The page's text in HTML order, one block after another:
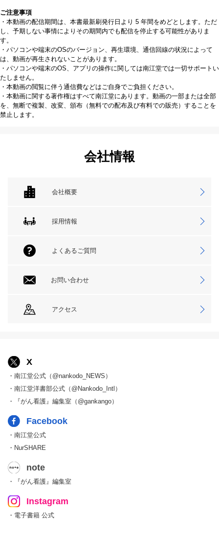
ご注意事項
・本動画の配信期間は、本書最新刷発行日より 5 年間をめどとします。ただ
し、予期しない事情によりその期間内でも配信を停止する可能性がありま
す。
・パソコンや端末のOSのバージョン、再生環境、通信回線の状況によって
は、動画が再生されないことがあります。
・パソコンや端末のOS、アプリの操作に関しては南江堂では一切サポートい
たしません。
・本動画の閲覧に伴う通信費などはご自身でご負担ください。
・本動画に関する著作権はすべて南江堂にあります。動画の一部または全部
を、無断で複製、改変、頒布（無料での配布及び有料での販売）することを
禁止します。
会社情報
会社概要
採用情報
よくあるご質問
お問い合わせ
アクセス
X
・南江堂公式（@nankodo_NEWS）
・南江堂洋書部公式（@Nankodo_Intl）
・『がん看護』編集室（@gankango）
Facebook
・南江堂公式
・NurSHARE
note
・『がん看護』編集室
Instagram
・電子書籍 公式